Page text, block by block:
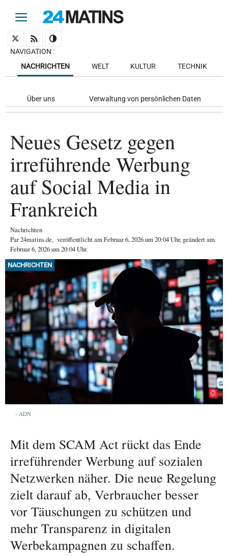
NAVIGATION :
NACHRICHTEN
WELT KULTUR TECHNIK
Über uns Verwaltung von persönlichen Daten
Neues Gesetz gegen
irreführende Werbung
auf Social Media in
Frankreich
Nachrichten
Par24matins.de, veröffentlicht amFebruar 6, 2026um 20:04 Uhr, geändert am
Februar 6, 2026 um 20:04 Uhr.
NACHRICHTEN
ADN
Mit dem SCAM Act rückt das Ende
irreführender Werbung auf sozialen
Netzwerken näher. Die neue Regelung
zielt darauf ab, Verbraucher besser
vor Täuschungen zu schützen und
mehr Transparenz in digitalen
Werbekampagnen zu schaffen.